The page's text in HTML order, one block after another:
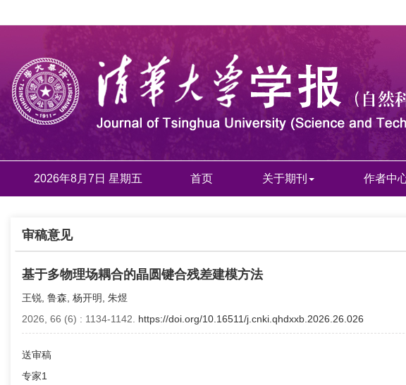
2026年8月7日 星期五 首页 关于期刊 作者中
审稿意见
基于多物理场耦合的晶圆键合残差建模方法
王锐, 鲁森, 杨开明, 朱煜
2026, 66 (6) : 1134-1142. https://doi.org/10.16511/j.cnki.qhdxxb.2026.26.026
送审稿
专家1